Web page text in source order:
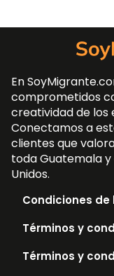
En
comprometidos
creatividad de
Conectamos a
clientes que
toda Guatemala
Unidos.
Condiciones de
Términos y
Términos y